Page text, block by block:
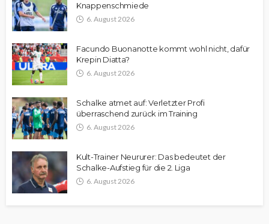
Knappenschmiede
6. August 2026
Facundo Buonanotte kommt wohl nicht, dafür
Krepin Diatta?
6. August 2026
Schalke atmet auf: Verletzter Profi
überraschend zurück im Training
6. August 2026
Kult-Trainer Neururer: Das bedeutet der
Schalke-Aufstieg für die 2. Liga
6. August 2026